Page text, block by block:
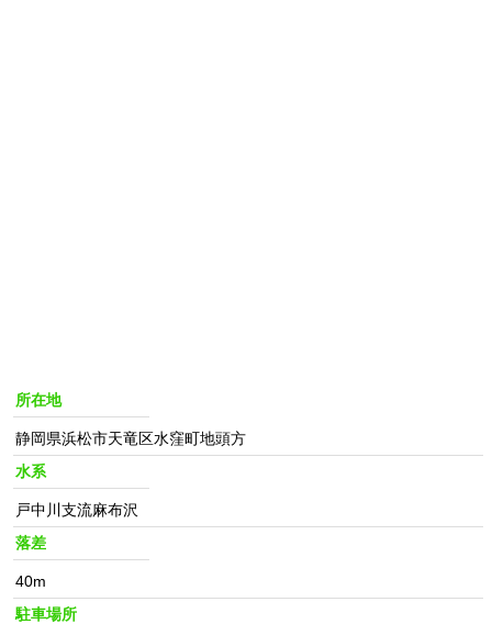
所在地
静岡県浜松市天竜区水窪町地頭方
水系
戸中川支流麻布沢
落差
40m
駐車場所